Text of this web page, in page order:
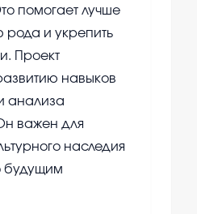
помогает лучше
рода и укрепить
Проект
навыков
анализа
важен для
наследия
будущим